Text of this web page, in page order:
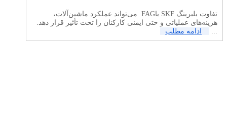
تفاوت بلبرینگ SKF باFAG می‌تواند عملکرد ماشین‌آلات،
هزینه‌های عملیاتی و حتی ایمنی کارکنان را تحت تأثیر قرار دهد.
ادامه مطلب